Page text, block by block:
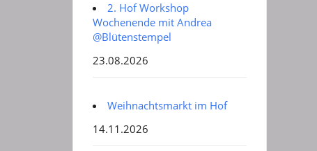
2. Hof Workshop
Wochenende mit Andrea
@Blütenstempel
23.08.2026
Weihnachtsmarkt im Hof
14.11.2026